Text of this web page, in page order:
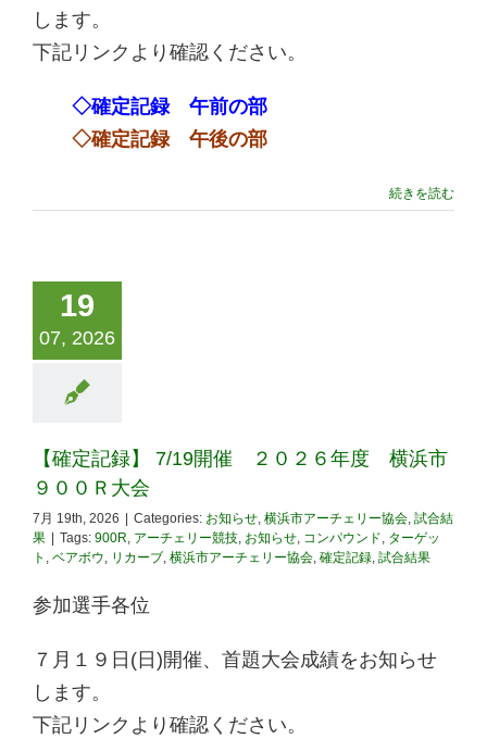
します。
下記リンクより確認ください。
◇確定記録 午前の部
◇確定記録 午後の部
続きを読む
19
07, 2026
【確定記録】 7/19開催 ２０２６年度 横浜市
９００Ｒ大会
7月 19th, 2026 Categories: お知らせ, 横浜市アーチェリー協会, 試合結
果
Tags: 900R, アーチェリー競技, お知らせ, コンパウンド, ターゲッ
ト , ベアボウ, リカーブ, 横浜市アーチェリー協会, 確定記録, 試合結果
参加選手各位
７月１９日(日)開催、首題大会成績をお知らせ
します。
下記リンクより確認ください。